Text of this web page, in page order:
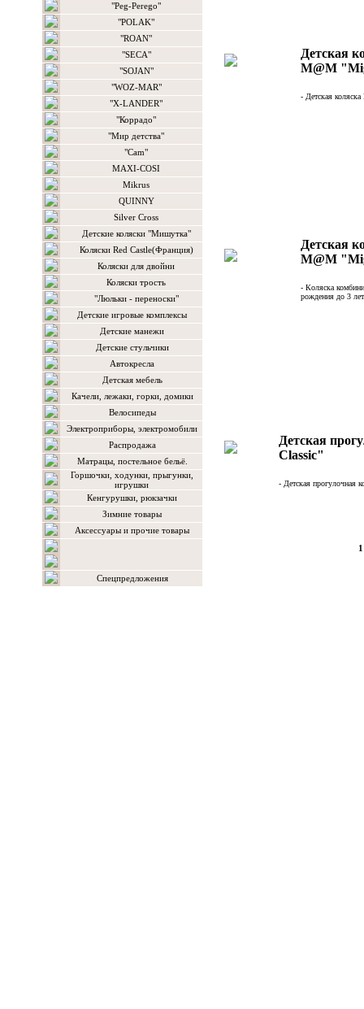
"Peg-Perego"
"POLAK"
"ROAN"
"SECA"
"SOJAN"
"WOZ-MAR"
"X-LANDER"
"Коррадо"
"Мир детства"
"Сam"
MAXI-COSI
Mikrus
QUINNY
Silver Cross
Детские коляски "Мишутка"
Коляски Red Castle(Франция)
Коляски для двойни
Коляски трость
"Люльки - переноски"
Детские игровые комплексы
Детские манежи
Детские стульчики
Автокресла
Детская мебель
Качели, лежаки, горки, домики
Велосипеды
Электроприборы, электромобили
Распродажа
Матрацы, постельное бельё.
Горшочки, ходунки, прыгунки,
игрушки
Кенгурушки, рюкзачки
Зимние товары
Аксессуары и прочие товары
Спецпредложения
Детская
M@M
- Детская
Детская
M@M
- Коляска
рождения до 3
Детская
Classic"
- Детская прогулочная
1